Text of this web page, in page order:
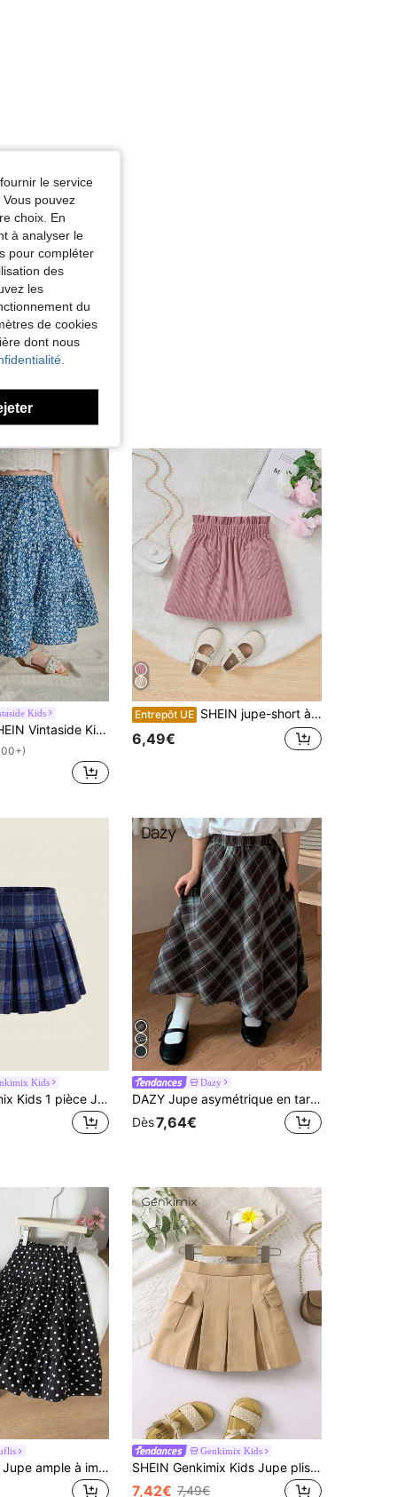
Kids
Kids Jupe de loisir de vacances florale Ditsy pour jeune fille
Entrepôt UE SHEIN jupe-short à sac en papier côtelé pour jeune fille avec bordure à volants, taille élastique, poche avec design en forme de cœur
6,49€
Kids
SHEIN Genkimix Kids 1 pièce Jupe à motif à carreaux casual pour jeunes filles, printemps automne
Dazy
DAZY Jupe asymétrique en tartan tissé pour jeunes filles, automne
Dès7,64€
Souflis Souflis Jupe ample à imprimé pois style coréen minimaliste pour filles, tenue décontractée d'été
Genkimix Kids
SHEIN Genkimix Kids Jupe plissée pour jeune fille, style universitaire et urbain, cool et confortable, adaptée pour l'automne, le printemps et l'été, polyvalente pour les filles de 4 à 7 ans, idéale pour les sorties, l'école, la maison et les vacances
7,42€ 7,49€
le service
pouvez
choix. En
à analyser le
pour compléter
des
les
du
de cookies
dont nous